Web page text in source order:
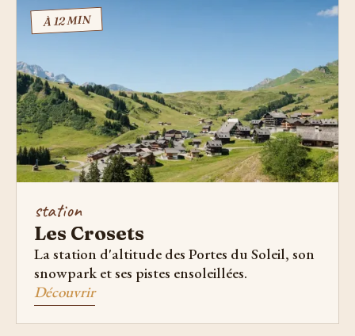
À 12 MIN
station
Les Crosets
La station d'altitude des Portes du Soleil, son
snowpark et ses pistes ensoleillées.
Découvrir